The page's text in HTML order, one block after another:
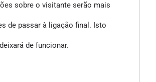
sobre o visitante serão mais
de passar à ligação final. Isto
de funcionar.